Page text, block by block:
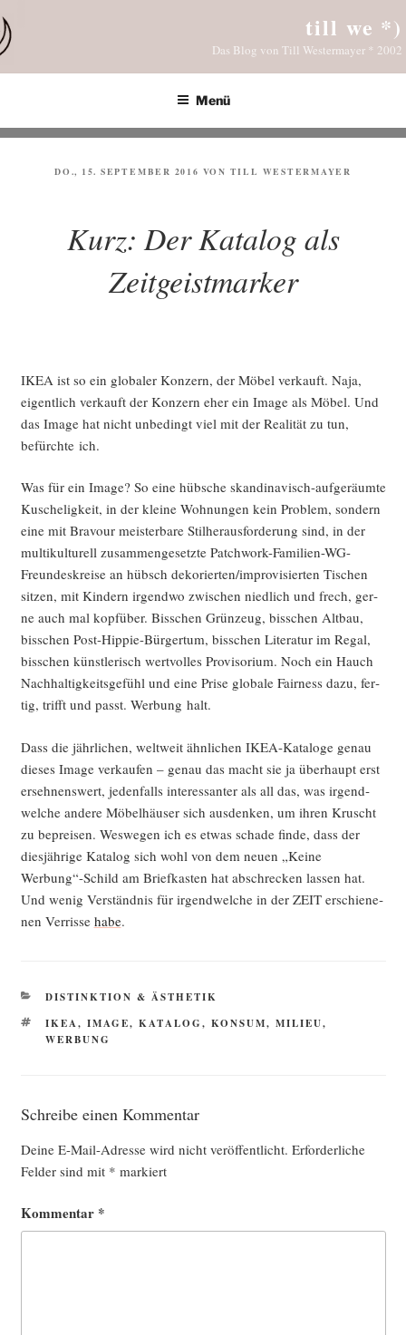
Inhalt
springen
till we *)
Das Blog von Till Westermayer * 2002
Menü
VERÖFFENTLICHT
DO., 15. SEPTEMBER 2016 VON TILL WESTERMAYER
Kurz: Der Katalog als
Zeitgeistmarker
IKEA ist so ein glo­ba­ler Kon­zern, der Möbel ver­kauft. Naja,
eigent­lich ver­kauft der Kon­zern eher ein Image als Möbel. Und
das Image hat nicht unbe­dingt viel mit der Rea­li­tät zu tun,
befürch­te ich.
Was für ein Image? So eine hüb­sche skan­di­na­visch-auf­ge­räum­te
Kusche­lig­keit, in der klei­ne Woh­nun­gen kein Pro­blem, son­dern
eine mit Bra­vour meis­ter­ba­re Stil­her­aus­for­de­rung sind, in der
mul­ti­kul­tu­rell zusam­men­ge­setz­te Patch­work-Fami­li­en-WG-
Freun­des­krei­se an hübsch dekorierten/improvisierten Tischen
sit­zen, mit Kin­dern irgend­wo zwi­schen nied­lich und frech, ger­
ne auch mal kopf­über. Biss­chen Grün­zeug, biss­chen Alt­bau,
biss­chen Post-Hip­pie-Bür­ger­tum, biss­chen Lite­ra­tur im Regal,
biss­chen künst­le­risch wert­vol­les Pro­vi­so­ri­um. Noch ein Hauch
Nach­hal­tig­keits­ge­fühl und eine Pri­se glo­ba­le Fair­ness dazu, fer­
tig, trifft und passt. Wer­bung halt.
Dass die jähr­li­chen, welt­weit ähn­li­chen IKEA-Kata­lo­ge genau
die­ses Image ver­kau­fen – genau das macht sie ja über­haupt erst
erseh­nens­wert, jeden­falls inter­es­san­ter als all das, was irgend­
wel­che ande­re Möbel­häu­ser sich aus­den­ken, um ihren Kruscht
zu beprei­sen. Wes­we­gen ich es etwas scha­de fin­de, dass der
dies­jäh­ri­ge Kata­log sich wohl von dem neu­en „Kei­ne
Werbung“-Schild am Brief­kas­ten hat abschre­cken las­sen hat.
Und wenig Ver­ständ­nis für irgend­wel­che in der ZEIT erschie­ne­
nen Ver­ris­se habe.
KATEGORIEN
DISTINKTION & ÄSTHETIK
SCHLAGWÖRTER
IKEA, IMAGE, KATALOG, KONSUM, MILIEU,
WERBUNG
Schreibe einen Kommentar
Deine E-Mail-Adresse wird nicht veröffentlicht. Erforderliche
Felder sind mit * markiert
Kommentar *